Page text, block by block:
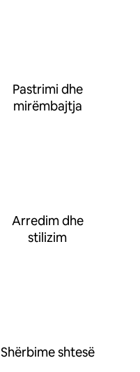
Pastrimi dhe
mirëmbajtja
Arredim dhe
stilizim
Shërbime shtesë